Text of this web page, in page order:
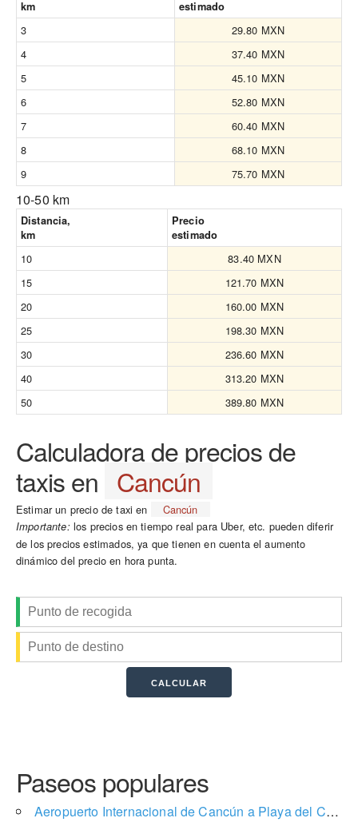
km estimado
3
29.80 MXN
4
37.40 MXN
5
45.10 MXN
6
52.80 MXN
7
60.40 MXN
8
68.10 MXN
9
75.70 MXN
10-50 km
Distancia,
km
Precio
estimado
10
83.40 MXN
15
121.70 MXN
20
160.00 MXN
25
198.30 MXN
30
236.60 MXN
40
313.20 MXN
50
389.80 MXN
Calculadora de precios de
taxis en Cancún
Estimar un precio de taxi en Cancún
Importante:los precios en tiempo real para Uber, etc. pueden diferir
de los precios estimados, ya que tienen en cuenta el aumento
dinámico del precio en hora punta.
Paseos populares
Aeropuerto Internacional de Cancún a Playa del Carmen